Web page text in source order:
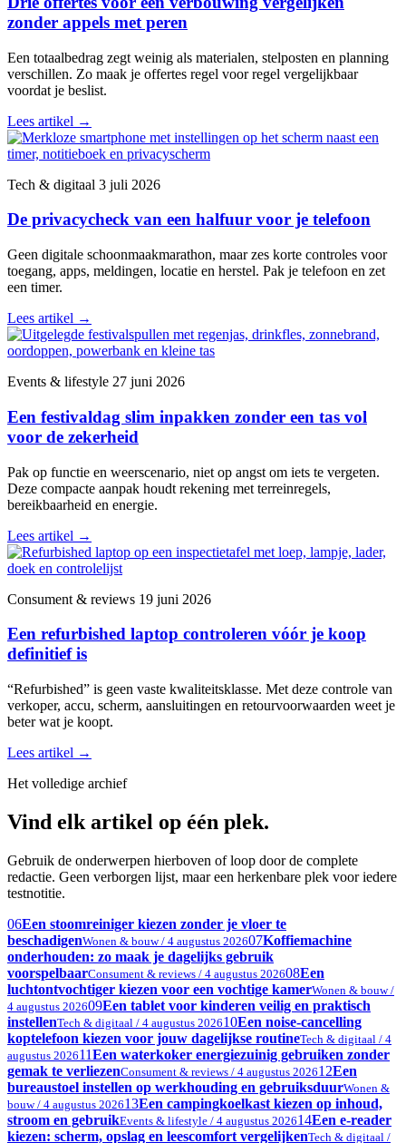
zonder appels met peren
Een totaalbedrag zegt weinig als materialen, stelposten en planning
verschillen. Zo maak je offertes regel voor regel vergelijkbaar
voordat je beslist.
Lees artikel →
Tech & digitaal 3 juli 2026
De privacycheck van een halfuur voor je telefoon
Geen digitale schoonmaakmarathon, maar zes korte controles voor
toegang, apps, meldingen, locatie en herstel. Pak je telefoon en zet
een timer.
Lees artikel →
Events & lifestyle 27 juni 2026
Een festivaldag slim inpakken zonder een tas vol
voor de zekerheid
Pak op functie en weerscenario, niet op angst om iets te vergeten.
Deze compacte aanpak houdt rekening met terreinregels,
bereikbaarheid en energie.
Lees artikel →
Consument & reviews 19 juni 2026
Een refurbished laptop controleren vóór je koop
definitief is
“Refurbished” is geen vaste kwaliteitsklasse. Met deze controle van
verkoper, accu, scherm, aansluitingen en retourvoorwaarden weet je
beter wat je koopt.
Lees artikel →
Het volledige archief
Vind elk artikel op één plek.
Gebruik de onderwerpen hierboven of loop door de complete
redactie. Geen verborgen lijst, maar een herkenbare plek voor iedere
testnotitie.
06Een stoomreiniger kiezen zonder je vloer te
beschadigenWonen & bouw / 4 augustus 202607Koffiemachine
onderhouden: zo maak je dagelijks gebruik
voorspelbaarConsument & reviews / 4 augustus 202608Een
luchtontvochtiger kiezen voor een vochtige kamerWonen & bouw /
4 augustus 202609Een tablet voor kinderen veilig en praktisch
instellenTech & digitaal / 4 augustus 202610Een noise-cancelling
koptelefoon kiezen voor jouw dagelijkse routineTech & digitaal / 4
augustus 202611Een waterkoker energiezuinig gebruiken zonder
gemak te verliezenConsument & reviews / 4 augustus 202612Een
bureaustoel instellen op werkhouding en gebruiksduurWonen &
bouw / 4 augustus 202613Een campingkoelkast kiezen op inhoud,
stroom en gebruikEvents & lifestyle / 4 augustus 202614Een e-reader
kiezen: scherm, opslag en leescomfort vergelijkenTech & digitaal /